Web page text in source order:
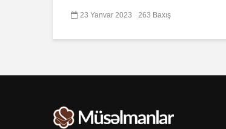
23 Yanvar 2023 263 Baxış